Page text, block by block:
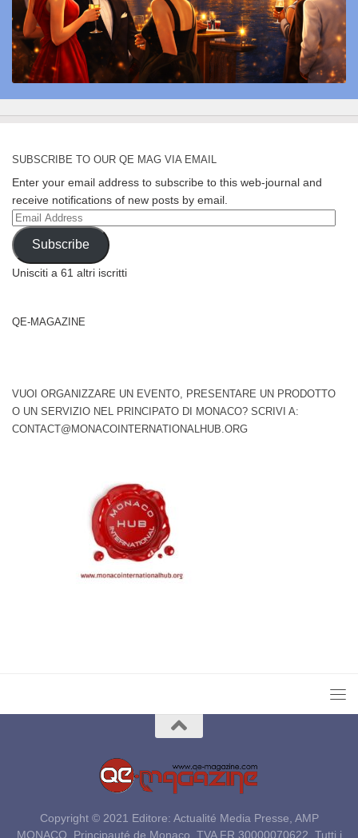
SUBSCRIBE TO OUR QE MAG VIA EMAIL
Enter your email address to subscribe to this web-journal and
receive notifications of new posts by email.
Email
Address
Subscribe
Unisciti a 61 altri iscritti
QE-MAGAZINE
VUOI ORGANIZZARE UN EVENTO, PRESENTARE UN PRODOTTO
O UN SERVIZIO NEL PRINCIPATO DI MONACO? SCRIVI A:
CONTACT@MONACOINTERNATIONALHUB.ORG
Copyright © 2021 Editore: Actualité Media Presse, AMP
MONACO, Principauté de Monaco, TVA FR 30000070622. Tutti i